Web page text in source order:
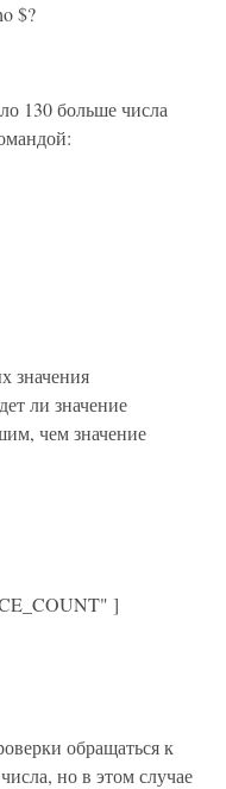
$?
130 больше числа
значения
ли значение
чем значение
]
обращаться к
но в этом случае